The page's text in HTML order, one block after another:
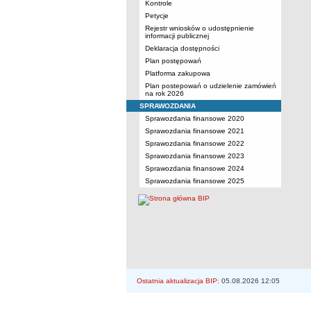
Kontrole
Petycje
Rejestr wniosków o udostępnienie
informacji publicznej
Deklaracja dostępności
Plan postępowań
Platforma zakupowa
Plan postepowań o udzielenie zamówień
na rok 2026
SPRAWOZDANIA
Sprawozdania finansowe 2020
Sprawozdania finansowe 2021
Sprawozdania finansowe 2022
Sprawozdania finansowe 2023
Sprawozdania finansowe 2024
Sprawozdania finansowe 2025
Ostatnia aktualizacja BIP: 05.08.2026 12:05